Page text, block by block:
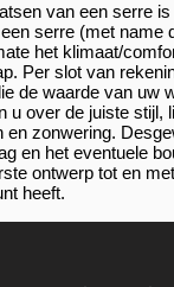
van een serre
serre (met name
het klimaat/
Per slot van
de waarde van uw
u over de juiste stijl,
en zonwering.
en het eventuele
ontwerp tot en
heeft.